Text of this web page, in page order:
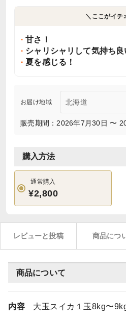
＼ここがイチ
甘さ！
シャリシャリして気持ち良
夏を感じる！
お届け地域
販売期間：2026年7月30日 〜
購入方法
通常購入
¥2,800
レビューと投稿 商品につ
商品について
内容 大玉スイカ１玉8kg〜